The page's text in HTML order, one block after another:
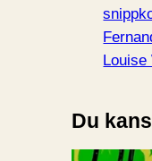
Louise
Du